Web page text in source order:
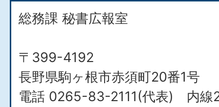
総務課 秘書広報室
〒399-4192
長野県駒ヶ根市赤須町20番1号
電話 0265-83-2111(代表) 内線